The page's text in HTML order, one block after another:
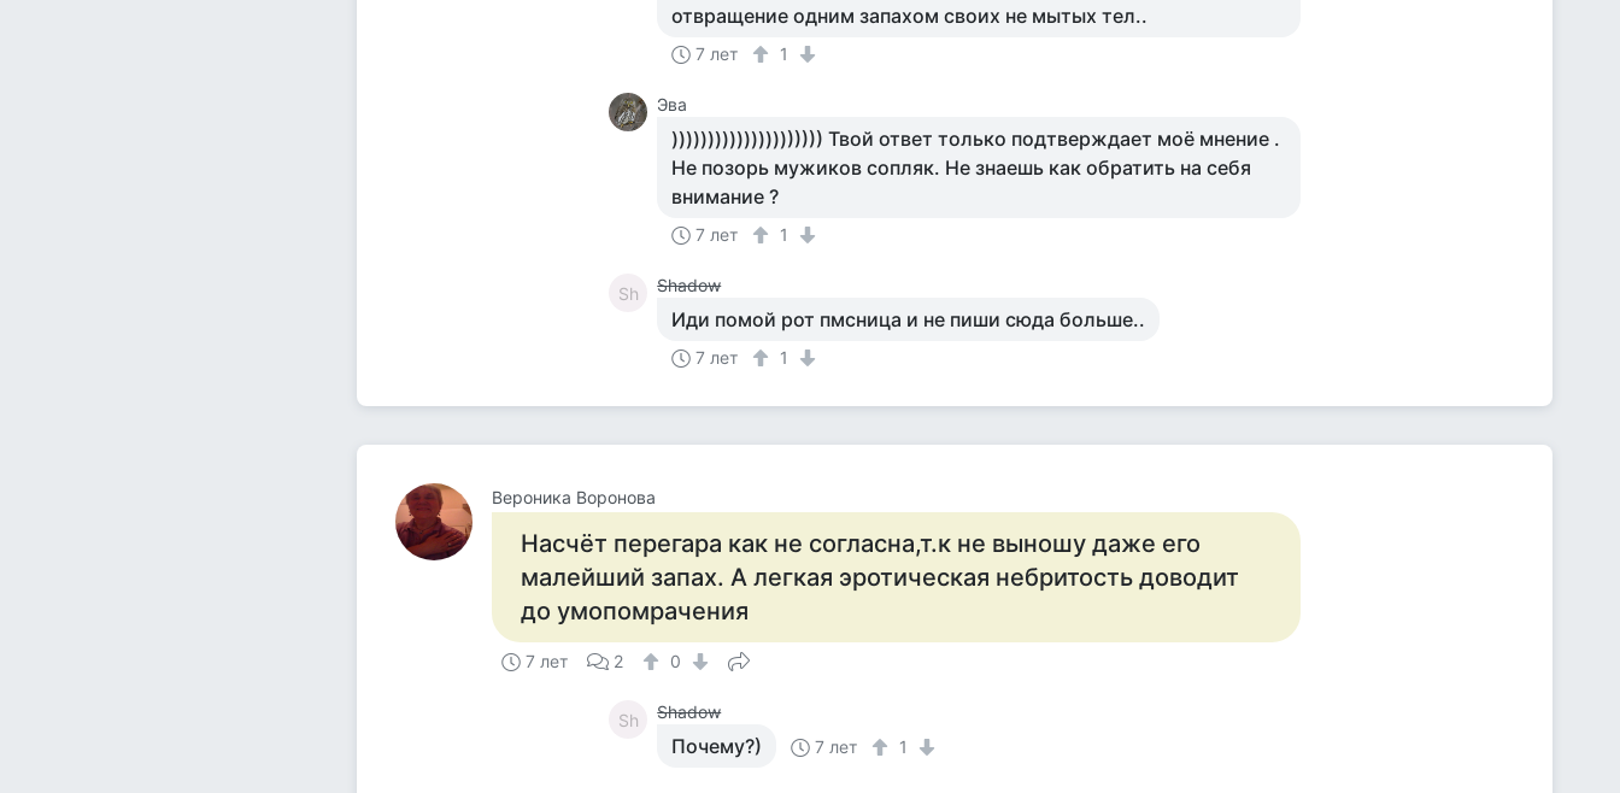
отвращение одним запахом своих не мытых тел..
7 лет 1
Эва
))))))))))))))))))))) Твой ответ только подтверждает моё мнение .
Не позорь мужиков сопляк. Не знаешь как обратить на себя
внимание ?
7 лет 1
Sh Shadow
Иди помой рот пмсница и не пиши сюда больше..
7 лет 1
Вероника Воронова
Насчёт перегара как не согласна,т.к не выношу даже его
малейший запах. А легкая эротическая небритость доводит
до умопомрачения
7 лет 2 0
Sh Shadow
Почему?) 7 лет 1